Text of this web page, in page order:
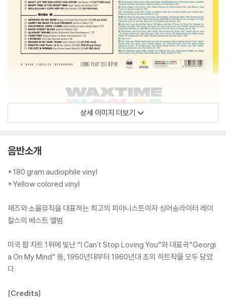
상세 이미지 더보기
음반소개
* 180 gram audiophile vinyl
* Yellow colored vinyl
재즈와 소울뮤직을 대표하는 최고의 피아니스트이자 싱어송라이터 레이
찰스의 베스트 앨범.
미국 팝 차트 1위에 빛난 “I Can't Stop Loving You”와 대표곡“Georgi
a On My Mind” 등, 1950년대부터 1960년대 초의 히트작을 모두 담았
다.
[Credits]